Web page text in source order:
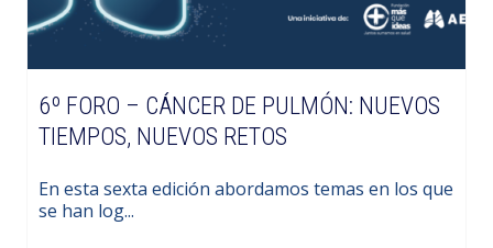
6º FORO – CÁNCER DE PULMÓN: NUEVOS
TIEMPOS, NUEVOS RETOS
En esta sexta edición abordamos temas en los que
se han log...